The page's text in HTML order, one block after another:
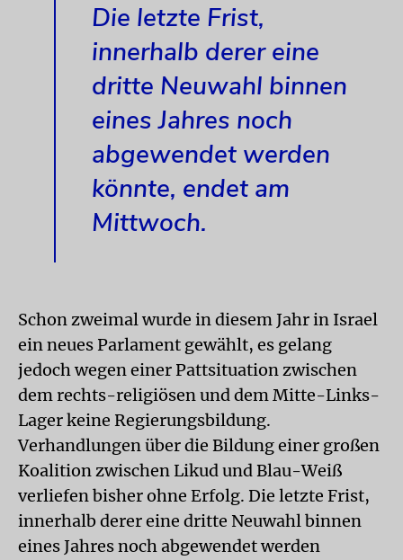
Die letzte Frist,
innerhalb derer eine
dritte Neuwahl binnen
eines Jahres noch
abgewendet werden
könnte, endet am
Mittwoch.
Schon zweimal wurde in diesem Jahr in Israel
ein neues Parlament gewählt, es gelang
jedoch wegen einer Pattsituation zwischen
dem rechts-religiösen und dem Mitte-Links-
Lager keine Regierungsbildung.
Verhandlungen über die Bildung einer großen
Koalition zwischen Likud und Blau-Weiß
verliefen bisher ohne Erfolg. Die letzte Frist,
innerhalb derer eine dritte Neuwahl binnen
eines Jahres noch abgewendet werden